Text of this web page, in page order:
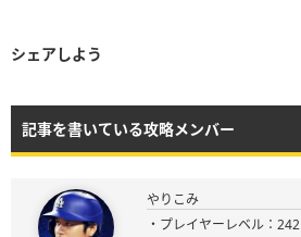
シェアしよう
記事を書いている攻略メンバー
やりこみ
・プレイヤーレベル：242